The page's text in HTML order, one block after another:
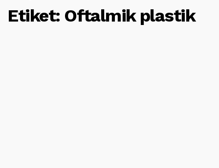
Etiket: Oftalmik plastik